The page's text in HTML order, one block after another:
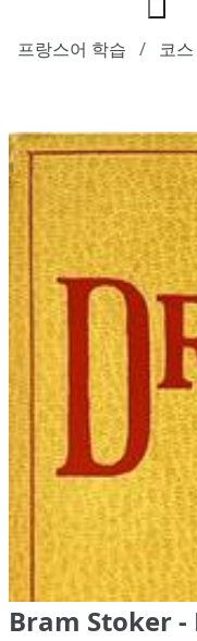
프랑스어 학습 코스
Bram Stoker